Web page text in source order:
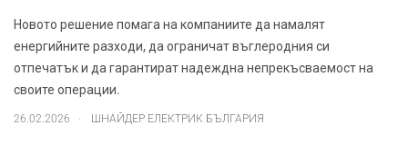
Новото решение помага на компаниите да намалят
енергийните разходи, да ограничат въглеродния си
отпечатък и да гарантират надеждна непрекъсваемост на
своите операции.
26.02.2026 ШНАЙДЕР ЕЛЕКТРИК БЪЛГАРИЯ